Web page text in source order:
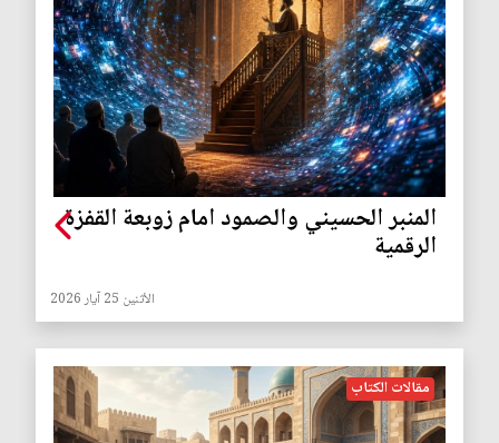
المنبر الحسيني والصمود امام زوبعة القفزة
الرقمية
الأثنين 25 آيار 2026
مقالات الكتاب